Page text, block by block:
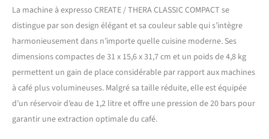
automatique.
|MOULU +
DOSETTES E.S.E. de 55
mm.| Elle est compatible à
la fois avec du café moulu et
des dosettes E.S.E. de 55
mm. Vous pouvez
également préparer deux
cafés à la fois grâce à son
bras à double sortie. Elle
dispose d'un réservoir d'eau
La machine à expresso CREATE / THERA CLASSIC COMPACT se
distingue par son design élégant et sa couleur sable qui s’intègre
harmonieusement dans n’importe quelle cuisine moderne. Ses
dimensions compactes de 31 x 15,6 x 31,7 cm et un poids de 4,8 kg
permettent un gain de place considérable par rapport aux machines
à café plus volumineuses. Malgré sa taille réduite, elle est équipée
d’un réservoir d’eau de 1,2 litre et offre une pression de 20 bars pour
garantir une extraction optimale du café.